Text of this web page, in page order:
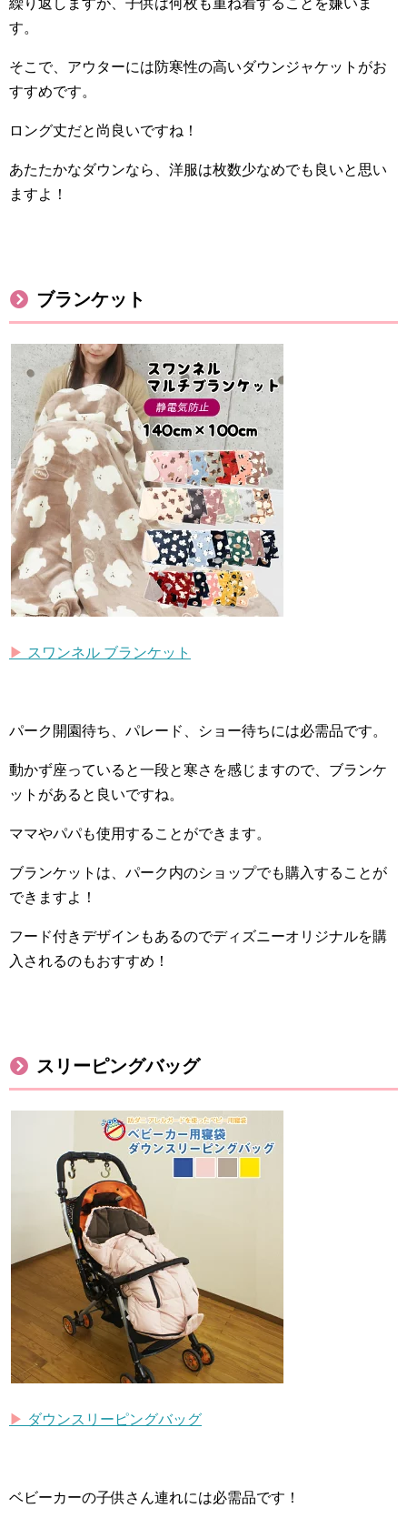
繰り返しますが、子供は何枚も重ね着することを嫌いま
す。
そこで、アウターには防寒性の高いダウンジャケットがお
すすめです。
ロング丈だと尚良いですね！
あたたかなダウンなら、洋服は枚数少なめでも良いと思い
ますよ！
ブランケット
▶︎ スワンネル ブランケット
パーク開園待ち、パレード、ショー待ちには必需品です。
動かず座っていると一段と寒さを感じますので、ブランケ
ットがあると良いですね。
ママやパパも使用することができます。
ブランケットは、パーク内のショップでも購入することが
できますよ！
フード付きデザインもあるのでディズニーオリジナルを購
入されるのもおすすめ！
スリーピングバッグ
▶︎ ダウンスリーピングバッグ
ベビーカーの子供さん連れには必需品です！